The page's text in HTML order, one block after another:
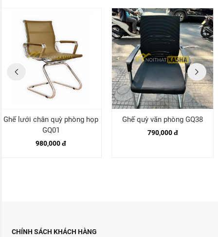
Ghế lưới chân quỳ phòng họp
GQ01
980,000 đ
Ghế quỳ văn phòng GQ38
790,000 đ
CHÍNH SÁCH KHÁCH HÀNG